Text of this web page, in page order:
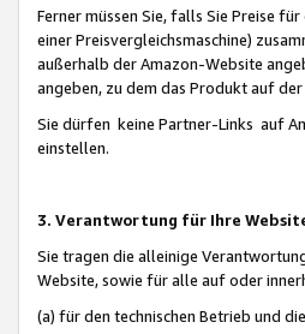
Ferner müssen Sie, falls Sie Preise
einer Preisvergleichsmaschine)
außerhalb der Amazon-Website
angeben, zu dem das Produkt auf
Sie dürfen keine Partner-Links auf
einstellen.
3. Verantwortung für Ihre
Sie tragen die alleinige
Website, sowie für alle auf oder
(a) für den technischen Betrieb und